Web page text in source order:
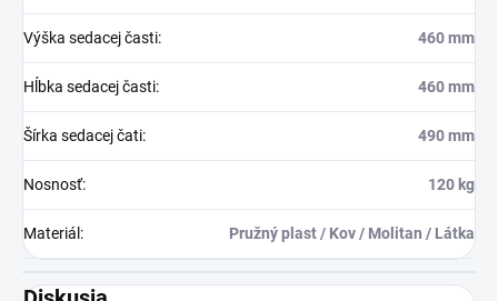
Výška sedacej časti: 460 mm
Hĺbka sedacej časti: 460 mm
Šírka sedacej čati: 490 mm
Nosnosť: 120 kg
Materiál : Pružný plast / Kov / Molitan / Látka